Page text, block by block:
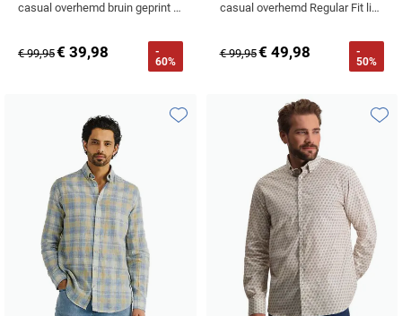
casual overhemd bruin geprint katoen wijde fit
€ 99,95€ 39,98
-
60%
casual overhemd Regular Fit lichtblauw gestreept
€ 99,95€ 49,98
-
50%
Toevoegen aan favorieten